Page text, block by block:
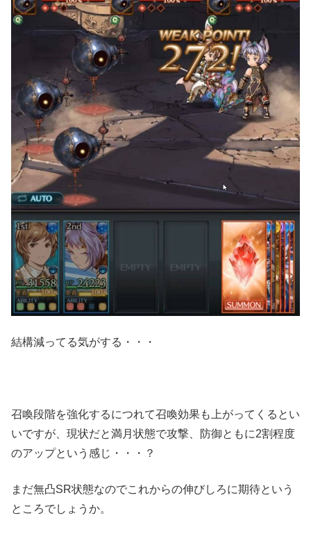
結構減ってる気がする・・・
召喚段階を強化するにつれて召喚効果も上がってくるとい
いですが、現状だと満月状態で攻撃、防御ともに2割程度
のアップという感じ・・・？
まだ無凸SR状態なのでこれからの伸びしろに期待という
ところでしょうか。